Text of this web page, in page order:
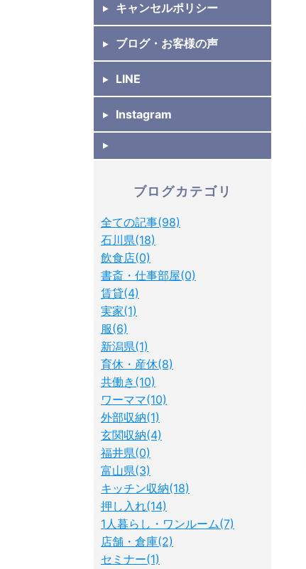
キャンセルポリシー
ブログ・お客様の声
LINE
Instagram
ブログカテゴリ
全ての記事(98)
石川県(18)
飲食店(0)
書斎・仕事部屋(0)
賃貸(4)
実家(1)
服(6)
新潟県(1)
育休・産休(8)
共働き(10)
ワーママ(10)
外部収納(1)
玄関収納(4)
福井県(0)
富山県(3)
キッチン収納(18)
押し入れ(14)
1人暮らし・ワンルーム(7)
店舗・倉庫(2)
セミナー(1)